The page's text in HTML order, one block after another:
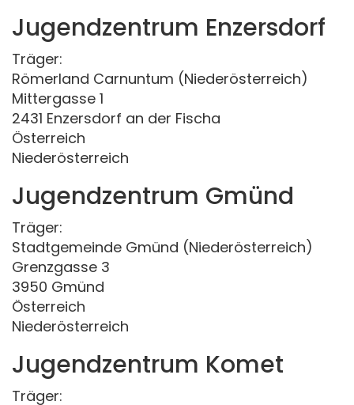
Jugendzentrum Enzersdorf
Träger:
Römerland Carnuntum (Niederösterreich)
Mittergasse 1
2431 Enzersdorf an der Fischa
Österreich
Niederösterreich
Jugendzentrum Gmünd
Träger:
Stadtgemeinde Gmünd (Niederösterreich)
Grenzgasse 3
3950 Gmünd
Österreich
Niederösterreich
Jugendzentrum Komet
Träger: